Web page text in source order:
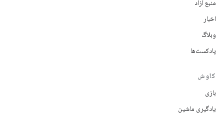
منبع آزاد
اخبار
وبلاگ
پادکست‌ها
کاوش
بازی
یادگیری ماشین